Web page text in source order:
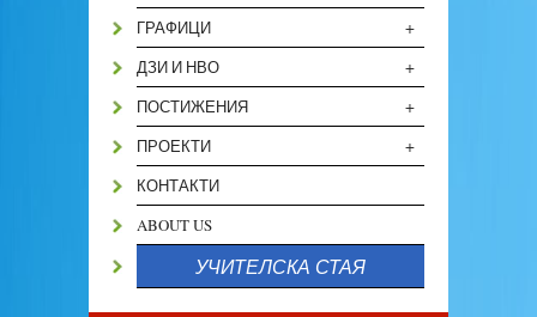
+
ГРАФИЦИ
+
ДЗИ И НВО
+
ПОСТИЖЕНИЯ
+
ПРОЕКТИ
КОНТАКТИ
ABOUT US
УЧИТЕЛСКА СТАЯ